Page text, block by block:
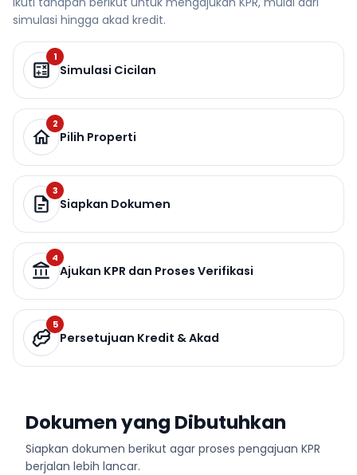
simulasi hingga akad kredit.
1
Simulasi Cicilan
2
Pilih Properti
3
Siapkan Dokumen
4
Ajukan KPR dan Proses Verifikasi
5
Persetujuan Kredit & Akad
Dokumen yang Dibutuhkan
Siapkan dokumen berikut agar proses pengajuan KPR
berjalan lebih lancar.